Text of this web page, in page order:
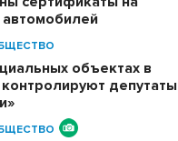
объектах в
депутаты